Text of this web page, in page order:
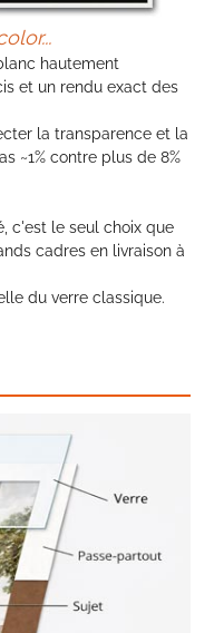
hautement
et un rendu exact des
la transparence et la
~1% contre plus de 8%
c'est le seul choix que
cadres en livraison à
du verre classique.